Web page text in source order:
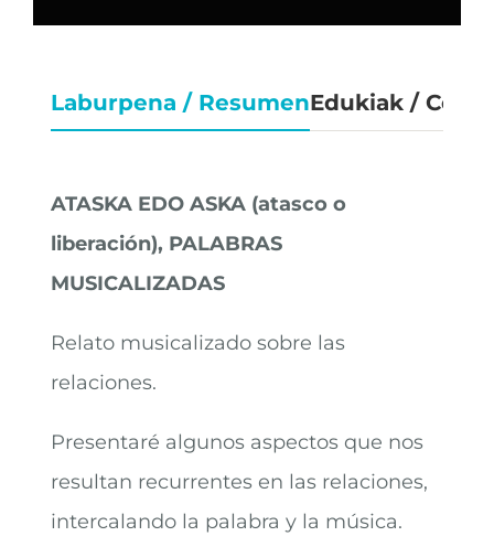
Laburpena / ResumenEdukiak /
ATASKA EDO ASKA (atasco o
liberación), PALABRAS
MUSICALIZADAS
Relato musicalizado sobre las
relaciones.
Presentaré algunos aspectos que nos
resultan recurrentes en las relaciones,
intercalando la palabra y la música.